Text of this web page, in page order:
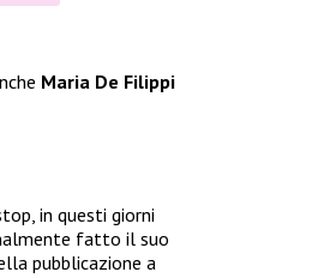
Maria De Filippi
in questi giorni
fatto il suo
pubblicazione a